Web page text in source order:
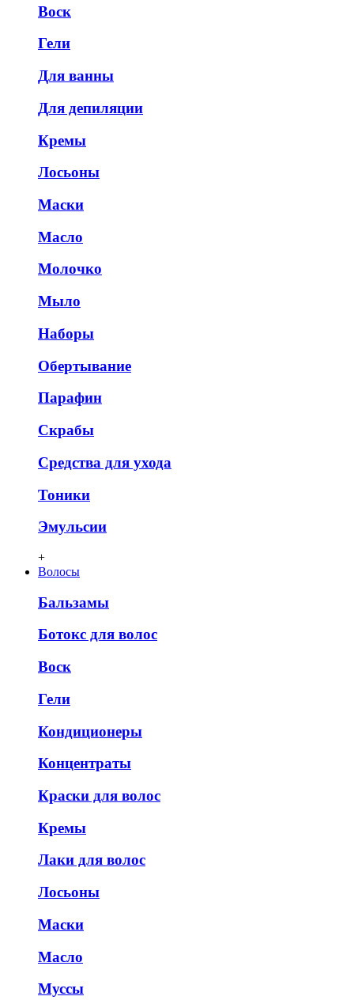
Воск
Гели
Для ванны
Для депиляции
Кремы
Лосьоны
Маски
Масло
Молочко
Мыло
Наборы
Обертывание
Парафин
Скрабы
Средства для ухода
Тоники
Эмульсии
+
Волосы
Бальзамы
Ботокс для волос
Воск
Гели
Кондиционеры
Концентраты
Краски для волос
Кремы
Лаки для волос
Лосьоны
Маски
Масло
Муссы